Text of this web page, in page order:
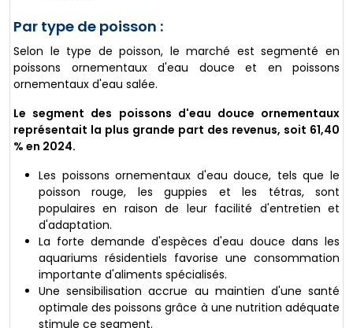
Par type de poisson :
Selon le type de poisson, le marché est segmenté en
poissons ornementaux d'eau douce et en poissons
ornementaux d'eau salée.
Le segment des poissons d'eau douce ornementaux
représentait la plus grande part des revenus, soit 61,40
% en 2024.
Les poissons ornementaux d'eau douce, tels que le
poisson rouge, les guppies et les tétras, sont
populaires en raison de leur facilité d'entretien et
d'adaptation.
La forte demande d'espèces d'eau douce dans les
aquariums résidentiels favorise une consommation
importante d'aliments spécialisés.
Une sensibilisation accrue au maintien d'une santé
optimale des poissons grâce à une nutrition adéquate
stimule ce segment.